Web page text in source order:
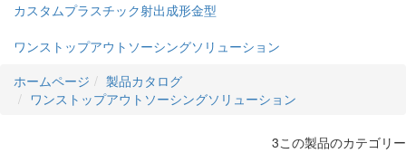
カスタムプラスチック射出成形金型
ワンストップアウトソーシングソリューション
ホームページ
製品カタログ
ワンストップアウトソーシングソリューション
3この製品のカテゴリー